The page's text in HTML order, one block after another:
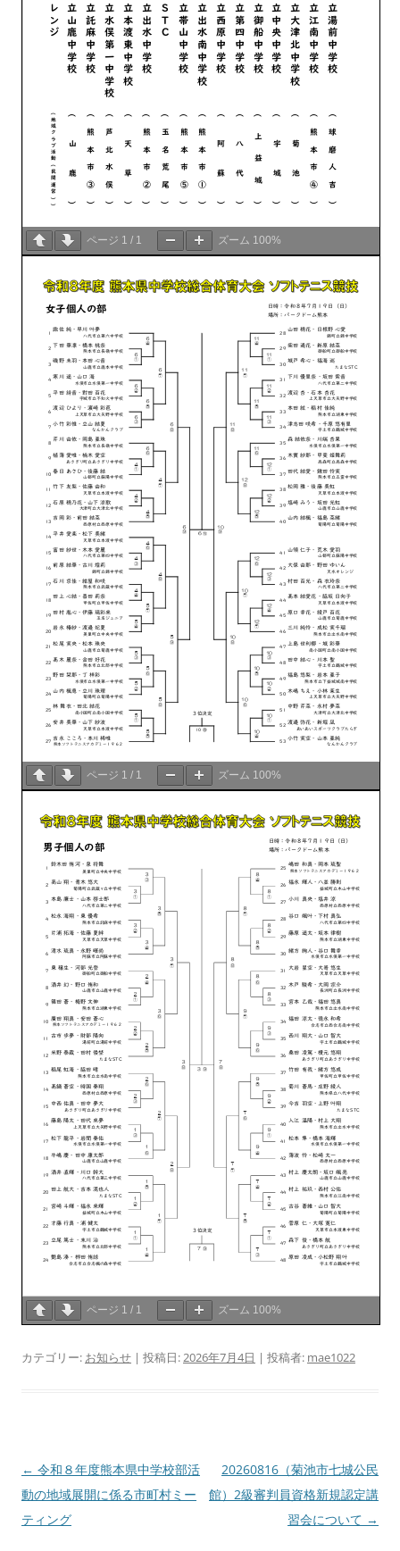
ページ 1 / 1 ズーム 100%
ページ 1 / 1 ズーム 100%
ページ 1 / 1 ズーム 100%
カテゴリー: お知らせ | 投稿日:2026年7月4日 | 投稿者: mae1022
投
稿
ナ
← 令和８年度熊本県中学校部活
動の地域展開に係る市町村ミー
ティング
20260816（菊池市七城公民
館）2級審判員資格新規認定講
習会について →